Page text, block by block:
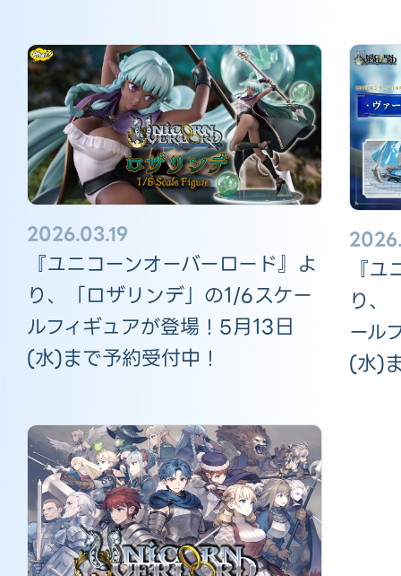
2026.03.19
『ユニコーンオーバーロード』よ
り、「ロザリンデ」の1/6スケー
ルフィギュアが登場！5月13日
(水)まで予約受付中！
『
り、
ール
(水)